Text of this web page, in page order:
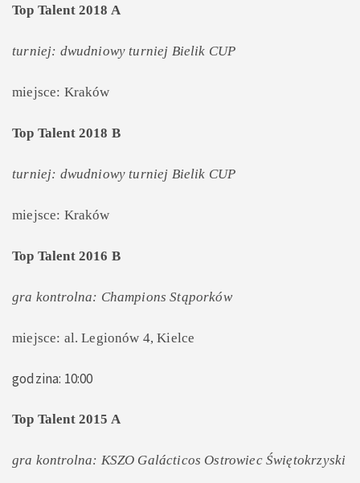
Top Talent 2018 A
turniej: dwudniowy turniej Bielik CUP
miejsce: Kraków
Top Talent 2018 B
turniej: dwudniowy turniej Bielik CUP
miejsce: Kraków
Top Talent 2016 B
gra kontrolna: Champions Stąporków
miejsce: al. Legionów 4, Kielce
godzina: 10:00
Top Talent 2015 A
gra kontrolna: KSZO Galácticos Ostrowiec Świętokrzyski